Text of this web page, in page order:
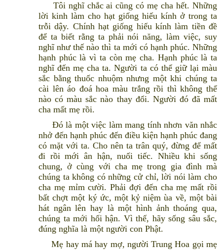
Tôi nghĩ chắc ai cũng có mẹ cha hết. Những
lời kinh làm cho hạt giống hiếu kính ở trong ta
trỗi dậy. Chính hạt giống hiếu kính làm tiền đề
để ta biết rằng ta phải nói năng, làm việc, suy
nghĩ như thế nào thì ta mới có hạnh phúc. Những
hạnh phúc là vì ta còn mẹ cha. Hạnh phúc là ta
nghĩ đến mẹ cha ta. Người ta có thể giữ lại màu
sắc bằng thuốc nhuộm nhưng một khi chúng ta
cài lên áo đoá hoa màu trắng rồi thì không thể
nào có màu sắc nào thay đổi. Người đó đã mất
cha mất mẹ rồi.
Đó là một việc làm mang tính nhơn văn nhắc
nhở đến hạnh phúc đến điều kiện hạnh phúc đang
có mặt với ta. Cho nên ta trân quý, đừng để mất
đi rồi mới ân hận, nuối tiếc. Nhiều khi sống
chung, ở cùng với cha mẹ trong gia đình mà
chúng ta không có những cử chỉ, lời nói làm cho
cha mẹ mỉm cười. Phải đợi đến cha mẹ mất rồi
bất chợt một ký ức, một kỷ niệm ùa về, một bài
hát ngân lên hay là một hình ảnh thoáng qua,
chúng ta mới hối hận. Vì thế, hãy sống sâu sắc,
đúng nghĩa là một người con Phật.
Mẹ hay má hay mợ, người Trung Hoa gọi mẹ